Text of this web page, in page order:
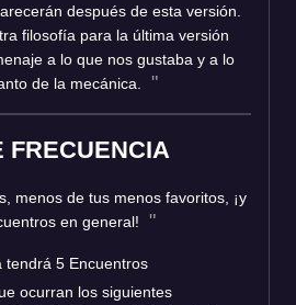
después de esta versión.
filosofía para la última versión
a lo que nos gustaba y a lo
de la mecánica.
FRECUENCIA
menos de tus menos favoritos, ¡y
en general!
tendrá 5 Encuentros
ocurran los siguientes